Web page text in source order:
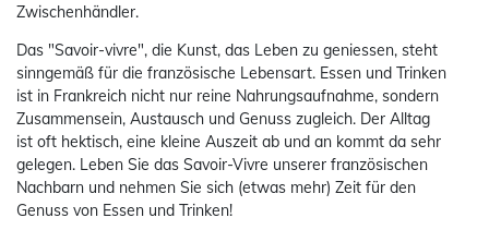
Zwischenhändler.
Das "Savoir-vivre", die Kunst, das Leben zu geniessen, steht
sinngemäß für die französische Lebensart. Essen und Trinken
ist in Frankreich nicht nur reine Nahrungsaufnahme, sondern
Zusammensein, Austausch und Genuss zugleich. Der Alltag
ist oft hektisch, eine kleine Auszeit ab und an kommt da sehr
gelegen. Leben Sie das Savoir-Vivre unserer französischen
Nachbarn und nehmen Sie sich (etwas mehr) Zeit für den
Genuss von Essen und Trinken!